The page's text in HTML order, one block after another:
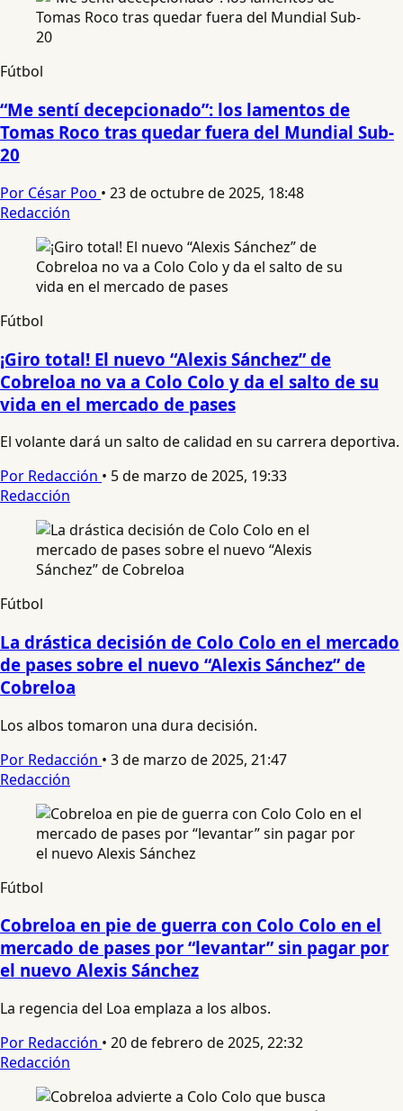
Fútbol
“Me sentí decepcionado”: los lamentos de
Tomas Roco tras quedar fuera del Mundial Sub-
20
Por César Poo • 23 de octubre de 2025, 18:48
Redacción
Fútbol
¡Giro total! El nuevo “Alexis Sánchez” de
Cobreloa no va a Colo Colo y da el salto de su
vida en el mercado de pases
El volante dará un salto de calidad en su carrera deportiva.
Por Redacción • 5 de marzo de 2025, 19:33
Redacción
Fútbol
La drástica decisión de Colo Colo en el mercado
de pases sobre el nuevo “Alexis Sánchez” de
Cobreloa
Los albos tomaron una dura decisión.
Por Redacción • 3 de marzo de 2025, 21:47
Redacción
Fútbol
Cobreloa en pie de guerra con Colo Colo en el
mercado de pases por “levantar” sin pagar por
el nuevo Alexis Sánchez
La regencia del Loa emplaza a los albos.
Por Redacción • 20 de febrero de 2025, 22:32
Redacción